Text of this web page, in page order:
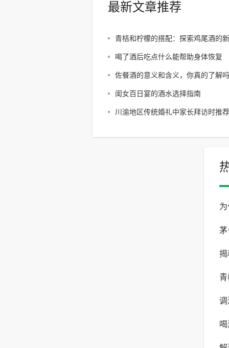
最新文章推荐
青桔和柠檬的搭配：探索鸡尾酒的
喝了酒后吃点什么能帮助身体恢复
佐餐酒的意义和含义，你真的了解
闺女百日宴的酒水选择指南
川渝地区传统婚礼中家长拜访时推
茅
有
揭
的
调
调